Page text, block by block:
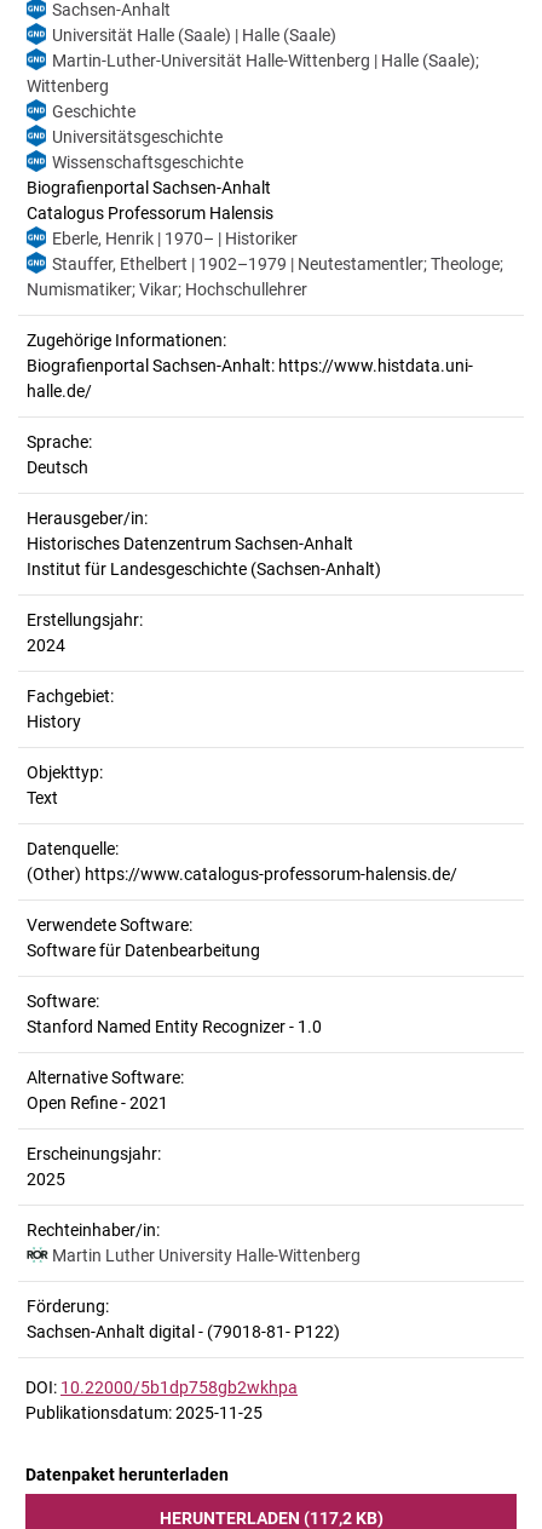
Sachsen-Anhalt
Universität Halle (Saale) | Halle (Saale)
Martin-Luther-Universität Halle-Wittenberg | Halle (Saale);
Wittenberg
Geschichte
Universitätsgeschichte
Wissenschaftsgeschichte
Biografienportal Sachsen-Anhalt
Catalogus Professorum Halensis
Eberle, Henrik | 1970– | Historiker
Stauffer, Ethelbert | 1902–1979 | Neutestamentler; Theologe;
Numismatiker; Vikar; Hochschullehrer
Zugehörige Informationen:
Biografienportal Sachsen-Anhalt: https://www.histdata.uni-
halle.de/
Sprache:
Deutsch
Herausgeber/in:
Historisches Datenzentrum Sachsen-Anhalt
Institut für Landesgeschichte (Sachsen-Anhalt)
Erstellungsjahr:
2024
Fachgebiet:
History
Objekttyp:
Text
Datenquelle:
(Other) https://www.catalogus-professorum-halensis.de/
Verwendete Software:
Software für Datenbearbeitung
Software:
Stanford Named Entity Recognizer - 1.0
Alternative Software:
Open Refine - 2021
Erscheinungsjahr:
2025
Rechteinhaber/in:
Martin Luther University Halle-Wittenberg
Förderung:
Sachsen-Anhalt digital - (79018-81- P122)
DOI: 10.22000/5b1dp758gb2wkhpa
Publikationsdatum: 2025-11-25
Datenpaket herunterladen
HERUNTERLADEN (117,2 KB)